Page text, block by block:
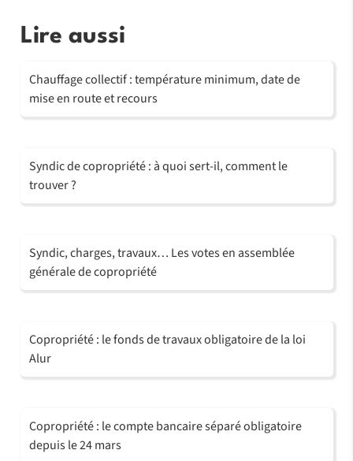
Lire aussi
Chauffage collectif : température minimum, date de
mise en route et recours
Syndic de copropriété : à quoi sert-il, comment le
trouver ?
Syndic, charges, travaux… Les votes en assemblée
générale de copropriété
Copropriété : le fonds de travaux obligatoire de la loi
Alur
Copropriété : le compte bancaire séparé obligatoire
depuis le 24 mars